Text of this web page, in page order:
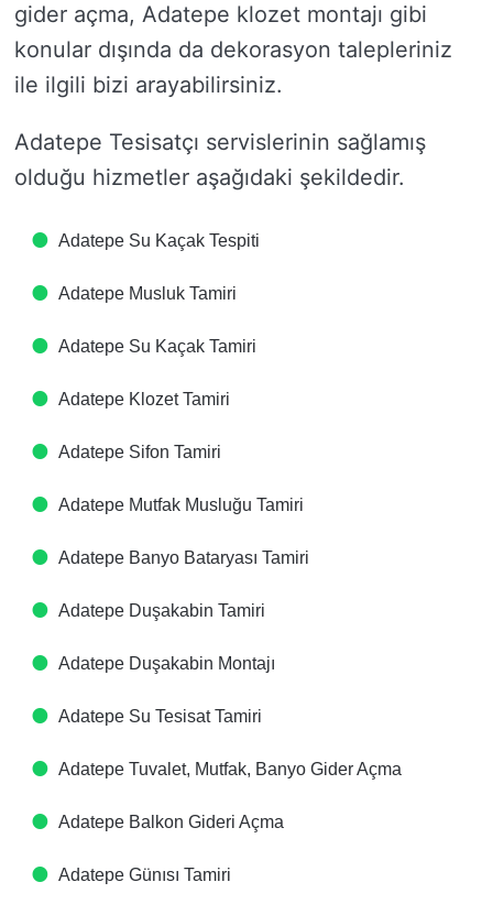
gider açma, Adatepe klozet montajı gibi
konular dışında da dekorasyon talepleriniz
ile ilgili bizi arayabilirsiniz.
Adatepe Tesisatçı servislerinin sağlamış
olduğu hizmetler aşağıdaki şekildedir.
Adatepe Su Kaçak Tespiti
Adatepe Musluk Tamiri
Adatepe Su Kaçak Tamiri
Adatepe Klozet Tamiri
Adatepe Sifon Tamiri
Adatepe Mutfak Musluğu Tamiri
Adatepe Banyo Bataryası Tamiri
Adatepe Duşakabin Tamiri
Adatepe Duşakabin Montajı
Adatepe Su Tesisat Tamiri
Adatepe Tuvalet, Mutfak, Banyo Gider Açma
Adatepe Balkon Gideri Açma
Adatepe Günısı Tamiri